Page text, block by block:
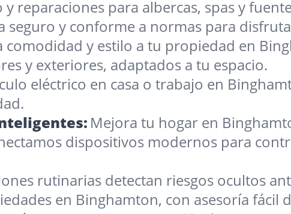
y reparaciones para albercas, spas y
seguro y conforme a normas para
comodidad y estilo a tu propiedad en
y exteriores, adaptados a tu espacio.
eléctrico en casa o trabajo en
Mejora tu hogar en
dispositivos modernos para
rutinarias detectan riesgos ocultos
en Binghamton, con asesoría fácil